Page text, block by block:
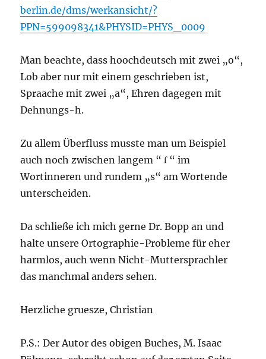
berlin.de/dms/werkansicht/?
PPN=599098341&PHYSID=PHYS_0009
Man beachte, dass hoochdeutsch mit zwei „o“,
Lob aber nur mit einem geschrieben ist,
Spraache mit zwei „a“, Ehren dagegen mit
Dehnungs-h.
Zu allem Überfluss musste man um Beispiel
auch noch zwischen langem “ ſ “ im
Wortinneren und rundem „s“ am Wortende
unterscheiden.
Da schließe ich mich gerne Dr. Bopp an und
halte unsere Ortographie-Probleme für eher
harmlos, auch wenn Nicht-Muttersprachler
das manchmal anders sehen.
Herzliche gruesze, Christian
P.S.: Der Autor des obigen Buches, M. Isaac